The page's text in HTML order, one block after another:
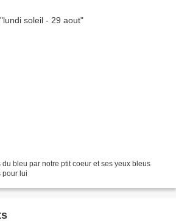
bleu par notre ptit coeur et ses yeux bleus
pour lui